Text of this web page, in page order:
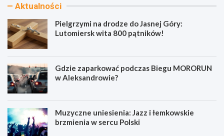
Aktualności
Pielgrzymi na drodze do Jasnej Góry:
Lutomiersk wita 800 pątników!
Gdzie zaparkować podczas Biegu MORORUN
w Aleksandrowie?
Muzyczne uniesienia: Jazz i łemkowskie
brzmienia w sercu Polski